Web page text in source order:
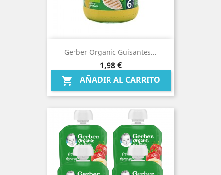
Gerber Organic Guisantes...
Precio
1,98 €
 AÑADIR AL CARRITO